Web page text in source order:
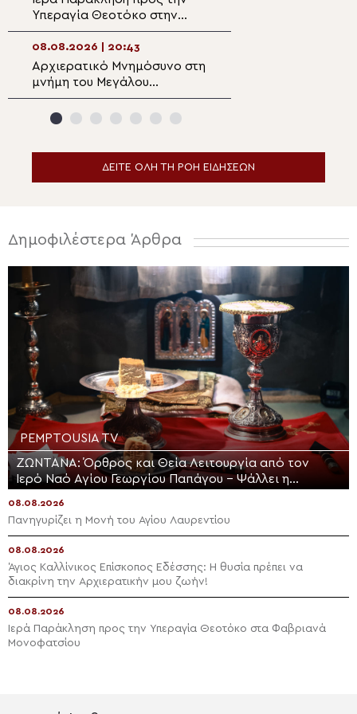
Υπεραγία Θεοτόκο στην
Πολυθέα Πεδιάδος
08.08.2026 | 20:43
Αρχιερατικό Μνημόσυνο στη
μνήμη του Μεγάλου
Ευεργέτου των Κυθήρων
Νικολάου Τριφύλλη
ΔΕΙΤΕ ΟΛΗ ΤΗ ΡΟΗ ΕΙΔΗΣΕΩΝ
Δημοφιλέστερα Άρθρα
PEMPTOUSIA TV
ΖΩΝΤΑΝΑ: Όρθρος και Θεία Λειτουργία από τον
Ιερό Ναό Αγίου Γεωργίου Παπάγου – Ψάλλει η
08.08.2026
Πανηγυρίζει η Μονή του Αγίου Λαυρεντίου
08.08.2026
Άγιος Καλλίνικος Επίσκοπος Εδέσσης: Η θυσία πρέπει να
διακρίνη την Αρχιερατικήν μου ζωήν!
08.08.2026
Ιερά Παράκληση προς την Υπεραγία Θεοτόκο στα Φαβριανά
Μονοφατσίου